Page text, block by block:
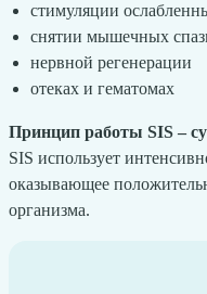
стимуляции
снятии мышечных
нервной регенерации
отеках и гематомах
Принцип работы SIS –
SIS использует
оказывающее
организма.